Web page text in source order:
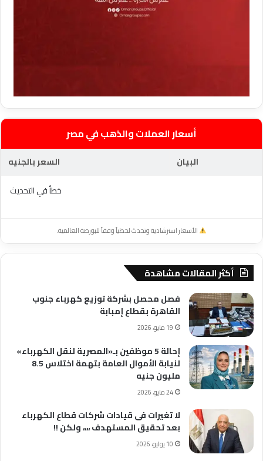
أسعار العملات والذهب في مصر
البيان
السعر بالجنيه
خطأ في التحديث
الأسعار استرشادية وتحدث لحظياً وفقاً للبورصة العالمية.
أكثر المقالات مشاهدة
فصل محصل بشركة توزيع كهرباء جنوب
القاهرة بقطاع إمبابة
19 مايو، 2026
إحالة 5 موظفين بـ«المصرية لنقل الكهرباء»
لنيابة الأموال العامة بتهمة اختلاس 8.5
مليون جنيه
24 مايو، 2026
لا تغيرات فى قيادات شركات قطاع الكهرباء
بعد تحقيق المستهدف ،،،، ولكن !!
10 يوليو، 2026